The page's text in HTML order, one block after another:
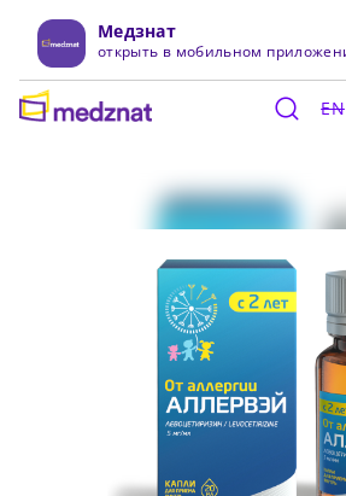
Медзнат
открыть в мобильном
EN